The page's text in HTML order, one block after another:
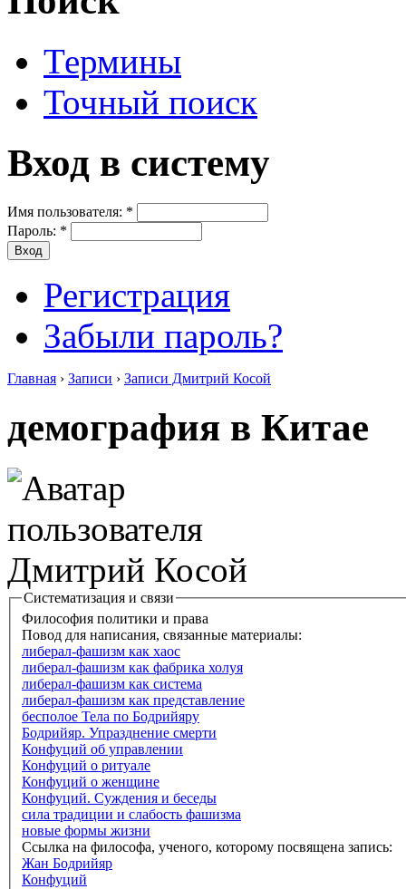
Термины
Точный поиск
Вход в систему
Имя пользователя: *
Пароль: *
Регистрация
Забыли пароль?
Главная › Записи › Записи Дмитрий Косой
демография в Китае
Систематизация и связи
Философия политики и права
Повод для написания, связанные материалы:
либерал-фашизм как хаос
либерал-фашизм как фабрика холуя
либерал-фашизм как система
либерал-фашизм как представление
бесполое Тела по Бодрийяру
Бодрийяр. Упразднение смерти
Конфуций об управлении
Конфуций о ритуале
Конфуций о женщине
Конфуций. Суждения и беседы
сила традиции и слабость фашизма
новые формы жизни
Ссылка на философа, ученого, которому посвящена запись:
Жан Бодрийяр
Конфуций